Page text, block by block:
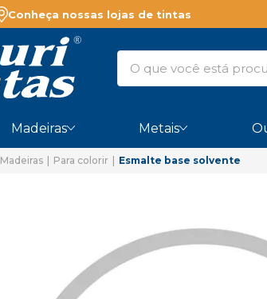
Conheça nossas lojas de tintas
Madeiras Metais
Madeiras Para colorir Esmalte base solvente